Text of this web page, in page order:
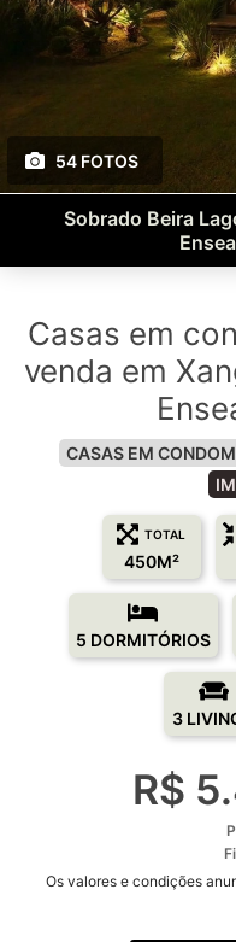
54 FOTOS
Sobrado Beira
Casas em
venda em
CASAS EM
TOTAL
450M²
5 DORMITÓRIOS
3
R$
Os valores e condições